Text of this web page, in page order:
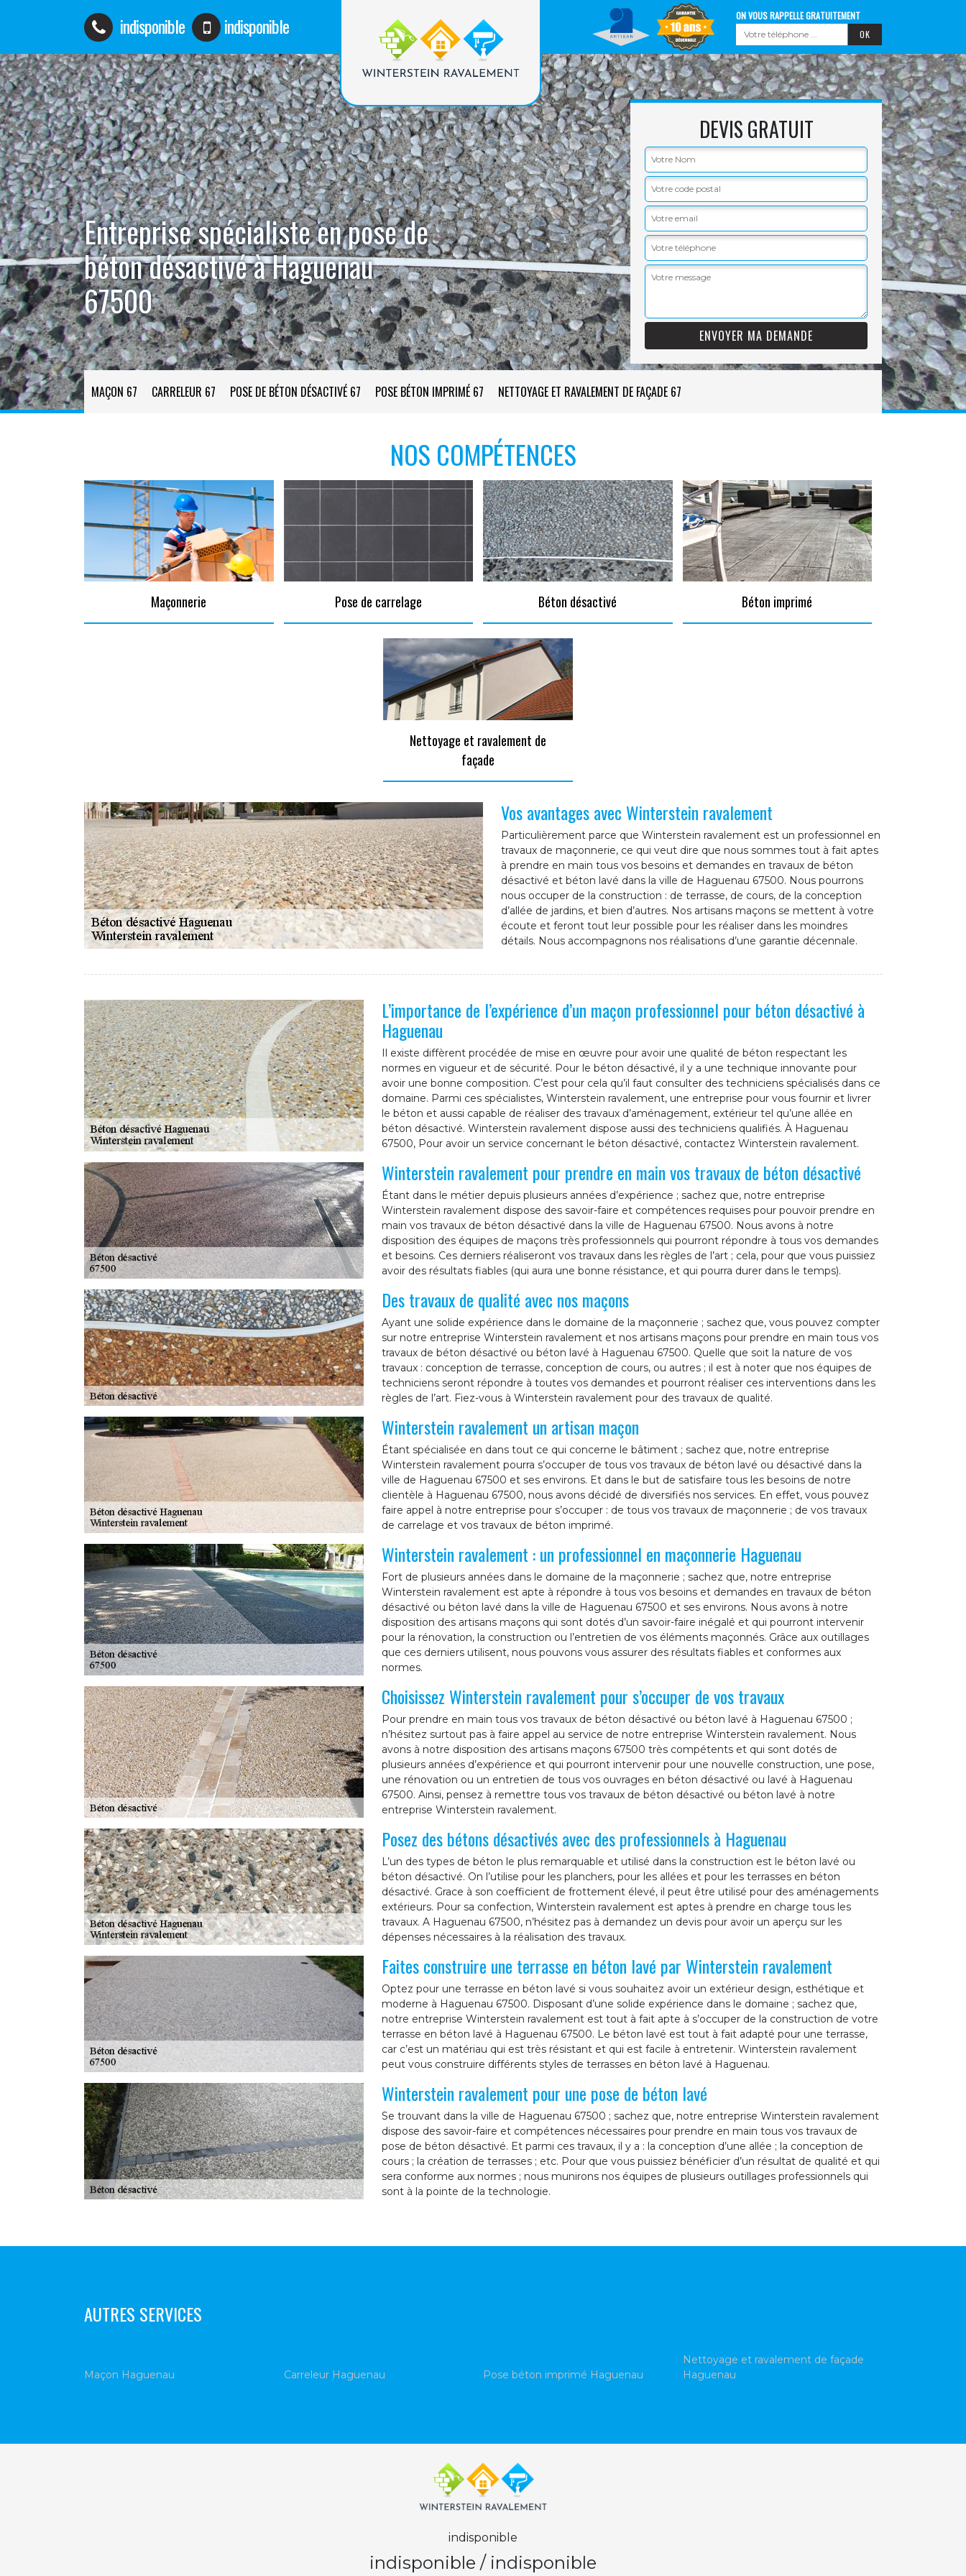
indisponible indisponible ON VOUS RAPPELLE GRATUITEMENT
Entreprise spécialiste en pose de
béton désactivé à Haguenau
67500
DEVIS GRATUIT
MAÇON 67 CARRELEUR 67 POSE DE BÉTON DÉSACTIVÉ 67 POSE BÉTON IMPRIMÉ 67 NETTOYAGE ET RAVALEMENT DE FAÇADE 67
NOS COMPÉTENCES
Maçonnerie Pose de carrelage Béton désactivé Béton imprimé
Nettoyage et ravalement de
façade
Vos avantages avec Winterstein ravalement
Particulièrement parce que Winterstein ravalement est un professionnel en
travaux de maçonnerie, ce qui veut dire que nous sommes tout à fait aptes
à prendre en main tous vos besoins et demandes en travaux de béton
désactivé et béton lavé dans la ville de Haguenau 67500. Nous pourrons
nous occuper de la construction : de terrasse, de cours, de la conception
d’allée de jardins, et bien d’autres. Nos artisans maçons se mettent à votre
écoute et feront tout leur possible pour les réaliser dans les moindres
détails. Nous accompagnons nos réalisations d’une garantie décennale.
L’importance de l’expérience d’un maçon professionnel pour béton désactivé à
Haguenau
Il existe diffèrent procédée de mise en œuvre pour avoir une qualité de béton respectant les
normes en vigueur et de sécurité. Pour le béton désactivé, il y a une technique innovante pour
avoir une bonne composition. C’est pour cela qu’il faut consulter des techniciens spécialisés dans ce
domaine. Parmi ces spécialistes, Winterstein ravalement, une entreprise pour vous fournir et livrer
le béton et aussi capable de réaliser des travaux d’aménagement, extérieur tel qu’une allée en
béton désactivé. Winterstein ravalement dispose aussi des techniciens qualifiés. À Haguenau
67500, Pour avoir un service concernant le béton désactivé, contactez Winterstein ravalement.
Winterstein ravalement pour prendre en main vos travaux de béton désactivé
Étant dans le métier depuis plusieurs années d’expérience ; sachez que, notre entreprise
Winterstein ravalement dispose des savoir-faire et compétences requises pour pouvoir prendre en
main vos travaux de béton désactivé dans la ville de Haguenau 67500. Nous avons à notre
disposition des équipes de maçons très professionnels qui pourront répondre à tous vos demandes
et besoins. Ces derniers réaliseront vos travaux dans les règles de l’art ; cela, pour que vous puissiez
avoir des résultats fiables (qui aura une bonne résistance, et qui pourra durer dans le temps).
Des travaux de qualité avec nos maçons
Ayant une solide expérience dans le domaine de la maçonnerie ; sachez que, vous pouvez compter
sur notre entreprise Winterstein ravalement et nos artisans maçons pour prendre en main tous vos
travaux de béton désactivé ou béton lavé à Haguenau 67500. Quelle que soit la nature de vos
travaux : conception de terrasse, conception de cours, ou autres ; il est à noter que nos équipes de
techniciens seront répondre à toutes vos demandes et pourront réaliser ces interventions dans les
règles de l’art. Fiez-vous à Winterstein ravalement pour des travaux de qualité.
Winterstein ravalement un artisan maçon
Étant spécialisée en dans tout ce qui concerne le bâtiment ; sachez que, notre entreprise
Winterstein ravalement pourra s’occuper de tous vos travaux de béton lavé ou désactivé dans la
ville de Haguenau 67500 et ses environs. Et dans le but de satisfaire tous les besoins de notre
clientèle à Haguenau 67500, nous avons décidé de diversifiés nos services. En effet, vous pouvez
faire appel à notre entreprise pour s’occuper : de tous vos travaux de maçonnerie ; de vos travaux
de carrelage et vos travaux de béton imprimé.
Winterstein ravalement : un professionnel en maçonnerie Haguenau
Fort de plusieurs années dans le domaine de la maçonnerie ; sachez que, notre entreprise
Winterstein ravalement est apte à répondre à tous vos besoins et demandes en travaux de béton
désactivé ou béton lavé dans la ville de Haguenau 67500 et ses environs. Nous avons à notre
disposition des artisans maçons qui sont dotés d’un savoir-faire inégalé et qui pourront intervenir
pour la rénovation, la construction ou l’entretien de vos éléments maçonnés. Grâce aux outillages
que ces derniers utilisent, nous pouvons vous assurer des résultats fiables et conformes aux
normes.
Choisissez Winterstein ravalement pour s’occuper de vos travaux
Pour prendre en main tous vos travaux de béton désactivé ou béton lavé à Haguenau 67500 ;
n’hésitez surtout pas à faire appel au service de notre entreprise Winterstein ravalement. Nous
avons à notre disposition des artisans maçons 67500 très compétents et qui sont dotés de
plusieurs années d’expérience et qui pourront intervenir pour une nouvelle construction, une pose,
une rénovation ou un entretien de tous vos ouvrages en béton désactivé ou lavé à Haguenau
67500. Ainsi, pensez à remettre tous vos travaux de béton désactivé ou béton lavé à notre
entreprise Winterstein ravalement.
Posez des bétons désactivés avec des professionnels à Haguenau
L’un des types de béton le plus remarquable et utilisé dans la construction est le béton lavé ou
béton désactivé. On l’utilise pour les planchers, pour les allées et pour les terrasses en béton
désactivé. Grace à son coefficient de frottement élevé, il peut être utilisé pour des aménagements
extérieurs. Pour sa confection, Winterstein ravalement est aptes à prendre en charge tous les
travaux. A Haguenau 67500, n’hésitez pas à demandez un devis pour avoir un aperçu sur les
dépenses nécessaires à la réalisation des travaux.
Faites construire une terrasse en béton lavé par Winterstein ravalement
Optez pour une terrasse en béton lavé si vous souhaitez avoir un extérieur design, esthétique et
moderne à Haguenau 67500. Disposant d’une solide expérience dans le domaine ; sachez que,
notre entreprise Winterstein ravalement est tout à fait apte à s’occuper de la construction de votre
terrasse en béton lavé à Haguenau 67500. Le béton lavé est tout à fait adapté pour une terrasse,
car c’est un matériau qui est très résistant et qui est facile à entretenir. Winterstein ravalement
peut vous construire différents styles de terrasses en béton lavé à Haguenau.
Winterstein ravalement pour une pose de béton lavé
Se trouvant dans la ville de Haguenau 67500 ; sachez que, notre entreprise Winterstein ravalement
dispose des savoir-faire et compétences nécessaires pour prendre en main tous vos travaux de
pose de béton désactivé. Et parmi ces travaux, il y a : la conception d’une allée ; la conception de
cours ; la création de terrasses ; etc. Pour que vous puissiez bénéficier d’un résultat de qualité et qui
sera conforme aux normes ; nous munirons nos équipes de plusieurs outillages professionnels qui
sont à la pointe de la technologie.
AUTRES SERVICES
Maçon Haguenau Carreleur Haguenau Pose béton imprimé Haguenau
Nettoyage et ravalement de façade
Haguenau
indisponible
indisponible / indisponible